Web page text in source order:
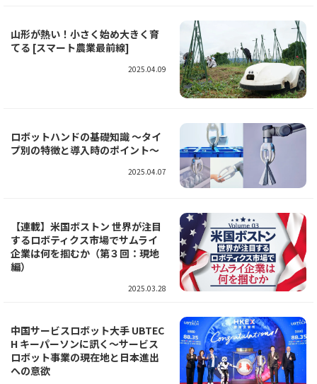
山形が熱い！小さく始め大きく育
てる [スマート農業最前線]
2025.04.09
ロボットハンドの基礎知識 〜タイ
プ別の特徴と導入時のポイント〜
2025.04.07
【連載】米国ボストン 世界が注目
するロボティクス市場でサムライ
企業は何を掴むか（第３回：現地
編）
2025.03.28
中国サービスロボット大手 UBTEC
H キーパーソンに訊く～サービス
ロボット事業の現在地と日本進出
への意欲